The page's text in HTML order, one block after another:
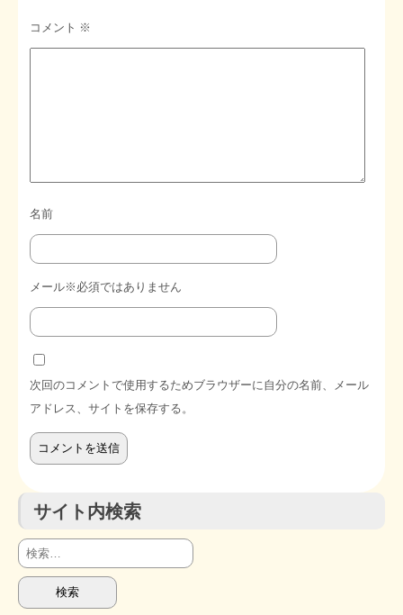
コメント ※
名前
メール※必須ではありません
次回のコメントで使用するためブラウザーに自分の名前、メール
アドレス、サイトを保存する。
サイト内検索
検
索: